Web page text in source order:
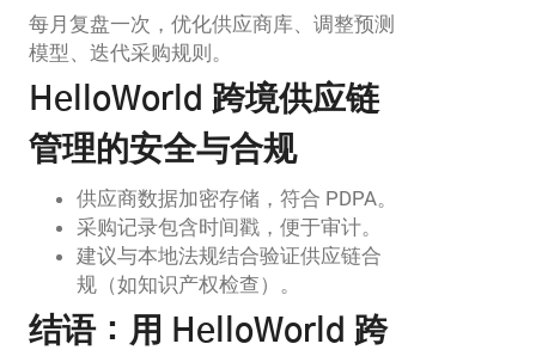
每月复盘一次，优化供应商库、调整预测
模型、迭代采购规则。
HelloWorld 跨境供应链
管理的安全与合规
供应商数据加密存储，符合 PDPA。
采购记录包含时间戳，便于审计。
建议与本地法规结合验证供应链合
规（如知识产权检查）。
结语：用 HelloWorld 跨